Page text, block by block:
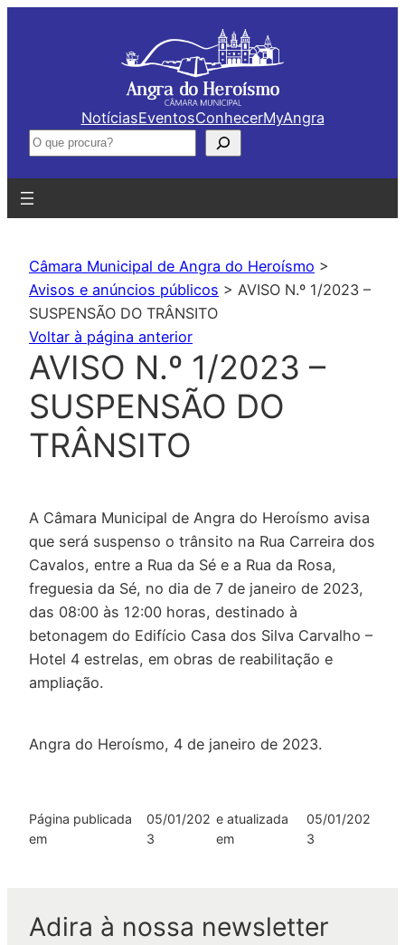
NotíciasEventosConhecerMyAngra
Pesquisar
Câmara Municipal de Angra do Heroísmo >
Avisos e anúncios públicos > AVISO N.º 1/2023 –
SUSPENSÃO DO TRÂNSITO
Voltar à página anterior
AVISO N.º 1/2023 –
SUSPENSÃO DO
TRÂNSITO
A Câmara Municipal de Angra do Heroísmo avisa
que será suspenso o trânsito na Rua Carreira dos
Cavalos, entre a Rua da Sé e a Rua da Rosa,
freguesia da Sé, no dia de 7 de janeiro de 2023,
das 08:00 às 12:00 horas, destinado à
betonagem do Edifício Casa dos Silva Carvalho –
Hotel 4 estrelas, em obras de reabilitação e
ampliação.
Angra do Heroísmo, 4 de janeiro de 2023.
Página publicada
em
05/01/202
3
e atualizada
em
05/01/202
3
Adira à nossa newsletter